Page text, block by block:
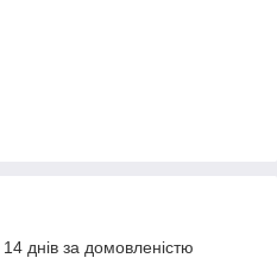
днів за домовленістю